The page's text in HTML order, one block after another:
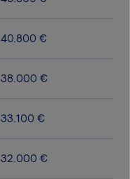
40.800 €
38.000 €
33.100 €
32.000 €